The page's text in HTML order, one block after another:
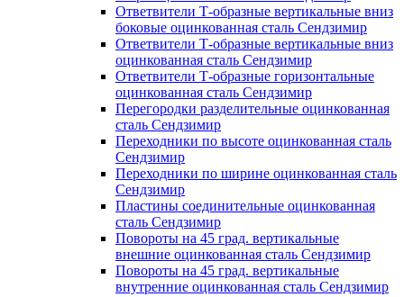
Ответвители Т-образные вертикальные вниз
боковые оцинкованная сталь Сендзимир
Ответвители Т-образные вертикальные вниз
оцинкованная сталь Сендзимир
Ответвители Т-образные горизонтальные
оцинкованная сталь Сендзимир
Перегородки разделительные оцинкованная
сталь Сендзимир
Переходники по высоте оцинкованная сталь
Сендзимир
Переходники по ширине оцинкованная сталь
Сендзимир
Пластины соединительные оцинкованная
сталь Сендзимир
Повороты на 45 град. вертикальные
внешние оцинкованная сталь Сендзимир
Повороты на 45 град. вертикальные
внутренние оцинкованная сталь Сендзимир